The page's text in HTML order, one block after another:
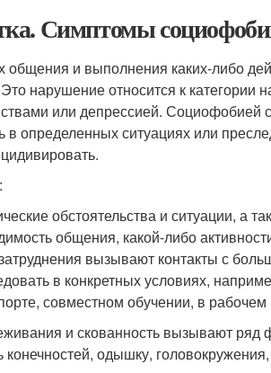
Симптомы
и выполнения каких-либо
нарушение относится к категории
или депрессией. Социофобией
определенных ситуациях или
обстоятельства и ситуации, а
общения, какой-либо
вызывают контакты с
в конкретных условиях,
совместном обучении, в рабочем
и скованность вызывают ряд
одышку,